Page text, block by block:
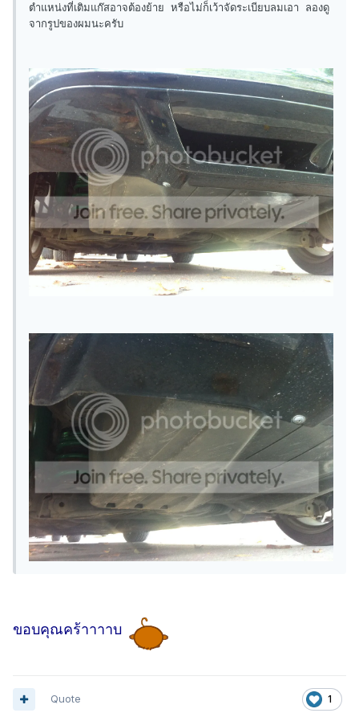
ตำแหน่งที่เติมแก๊สอาจต้องย้าย หรือไม่ก็เว้าจัดระเบียบลมเอา ลองดู
จากรูปของผมนะครับ
ขอบคุณคร้าาาาบ
1
Quote